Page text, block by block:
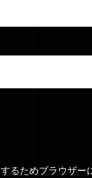
るためブラウザー